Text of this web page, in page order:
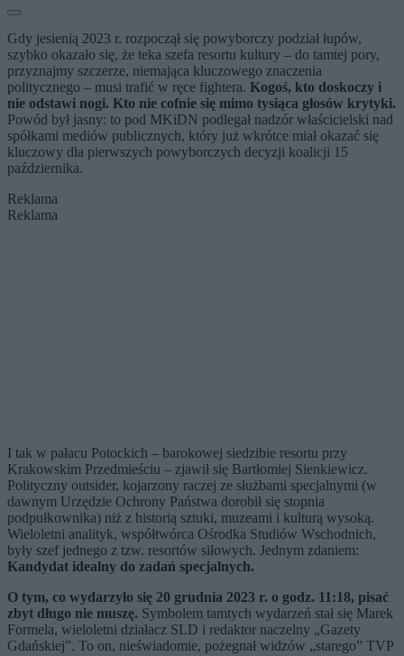
Gdy jesienią 2023 r. rozpoczął się powyborczy podział łupów,
szybko okazało się, że teka szefa resortu kultury – do tamtej pory,
przyznajmy szczerze, niemająca kluczowego znaczenia
politycznego – musi trafić w ręce fightera. Kogoś, kto doskoczy i
nie odstawi nogi. Kto nie cofnie się mimo tysiąca głosów krytyki.
Powód był jasny: to pod MKiDN podlegał nadzór właścicielski nad
spółkami mediów publicznych, który już wkrótce miał okazać się
kluczowy dla pierwszych powyborczych decyzji koalicji 15
października.
Reklama
Reklama
I tak w pałacu Potockich – barokowej siedzibie resortu przy
Krakowskim Przedmieściu – zjawił się Bartłomiej Sienkiewicz.
Polityczny outsider, kojarzony raczej ze służbami specjalnymi (w
dawnym Urzędzie Ochrony Państwa dorobił się stopnia
podpułkownika) niż z historią sztuki, muzeami i kulturą wysoką.
Wieloletni analityk, współtwórca Ośrodka Studiów Wschodnich,
były szef jednego z tzw. resortów siłowych. Jednym zdaniem:
Kandydat idealny do zadań specjalnych.
O tym, co wydarzyło się 20 grudnia 2023 r. o godz. 11:18, pisać
zbyt długo nie muszę. Symbolem tamtych wydarzeń stał się Marek
Formela, wieloletni działacz SLD i redaktor naczelny „Gazety
Gdańskiej”. To on, nieświadomie, pożegnał widzów „starego” TVP